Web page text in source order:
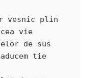
vesnic plin
vie
de sus
tie